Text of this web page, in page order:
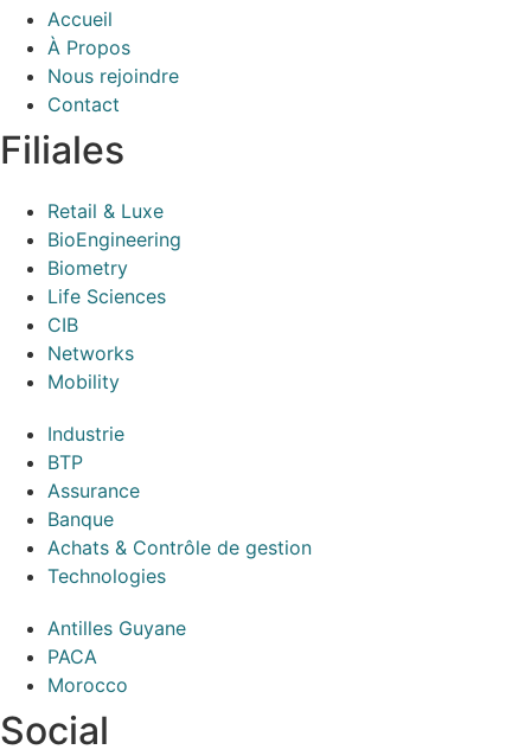
Accueil
À Propos
Nous rejoindre
Contact
Filiales
Retail & Luxe
BioEngineering
Biometry
Life Sciences
CIB
Networks
Mobility
Industrie
BTP
Assurance
Banque
Achats & Contrôle de gestion
Technologies
Antilles Guyane
PACA
Morocco
Social